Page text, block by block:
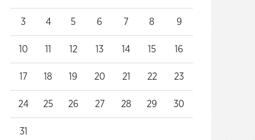
3 4 5 6 7 8 9
10 11 12 13 14 15 16
17 18 19 20 21 22 23
24 25 26 27 28 29 30
31